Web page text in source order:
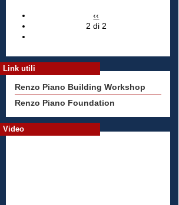
‹‹
2 di 2
Link utili
Renzo Piano Building Workshop
Renzo Piano Foundation
Video